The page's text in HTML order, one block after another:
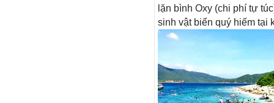
lặn bình Oxy (chi phí tự
sinh vật biển quý hiếm tại